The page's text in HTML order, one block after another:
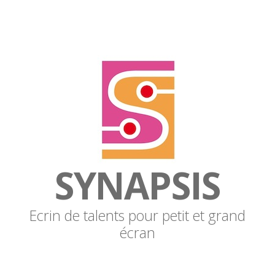
SYNAPSIS
Ecrin de talents pour petit et grand
écran